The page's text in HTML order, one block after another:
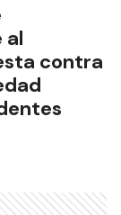
al
contra